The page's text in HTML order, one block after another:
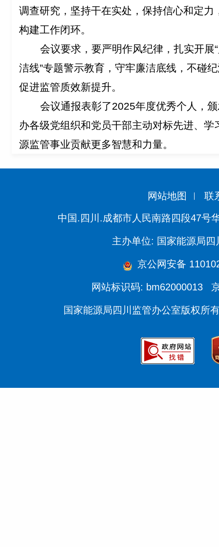
调查研究，坚持干在实处，保持信心和定
构建工作闭环。
会议要求，要严明作风纪律，扎实开展“
洁线”专题警示教育，守牢廉洁底线，不碰
促进监管质效新提升。
会议通报表彰了2025年度优秀个人，
办各级党组织和党员干部主动对标先进、
源监管事业贡献更多智慧和力量。
网站地图 联
中国.四川.成都市人民南路四段47号
主办单位: 国家能源局四
京公网安备
网站标识码: bm62000013
国家能源局四川监管办公室版权所